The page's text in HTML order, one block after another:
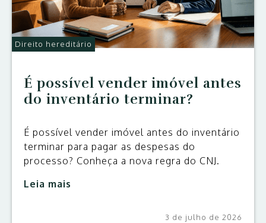
Direito hereditário
É possível vender imóvel antes
do inventário terminar?
É possível vender imóvel antes do inventário
terminar para pagar as despesas do
processo? Conheça a nova regra do CNJ.
Leia mais
3 de julho de 2026